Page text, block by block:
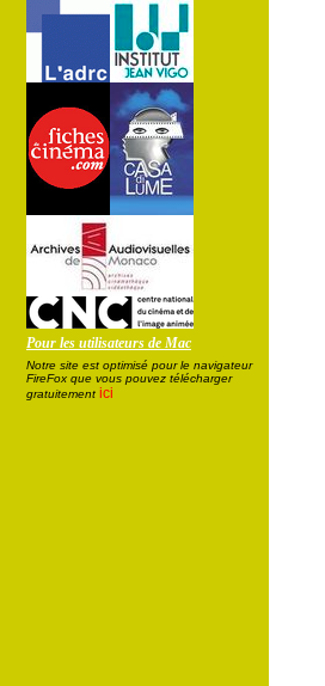
Pour les utilisateurs de Mac
Notre site est optimisé pour le navigateur
FireFox que vous pouvez télécharger
gratuitement ici